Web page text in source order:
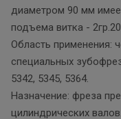
диаметром 90 мм
подъема витка -
Область применения:
специальных
5342, 5345, 5364.
Назначение: фреза
цилиндрических